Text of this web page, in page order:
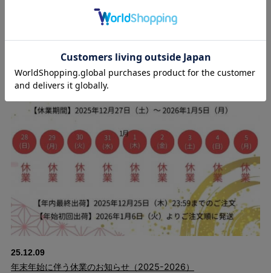
ピンタックでキープされる美しいシルエット
センターラインにはピンタックが施され、洗濯後も線が伸びたり
消えたりする心配はなく、いつでも美しさを保ちます。 さらに、
脚をストンとまっすぐに見せるピンタックの陰影効果で、脚のラ
インもスラリとキレイに。
ただでさえ忙しい朝に、アイロン掛けの手間やワードローブで考
え込む時間が勿体ない！という方にもおすすめ。
スタッフブログ
25.12.09
年末年始に伴う休業のお知らせ（2025-2026）